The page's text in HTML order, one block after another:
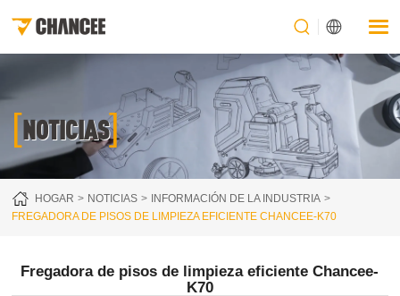
[NOTICIAS]
HOGAR NOTICIAS
INFORMACIÓN DE LA INDUSTRIA
FREGADORA DE PISOS DE LIMPIEZA EFICIENTE CHANCEE-K70
Fregadora de pisos de limpieza eficiente Chancee-
K70